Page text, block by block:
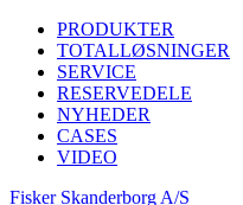
PRODUKTER
TOTALLØSNINGER
SERVICE
RESERVEDELE
NYHEDER
CASES
VIDEO
Fisker Skanderborg A/S